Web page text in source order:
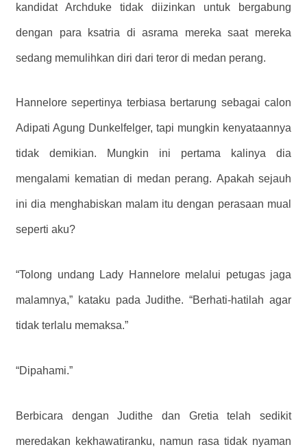
kandidat Archduke tidak diizinkan untuk bergabung
dengan para ksatria di asrama mereka saat mereka
sedang memulihkan diri dari teror di medan perang.
Hannelore sepertinya terbiasa bertarung sebagai calon
Adipati Agung Dunkelfelger, tapi mungkin kenyataannya
tidak demikian. Mungkin ini pertama kalinya dia
mengalami kematian di medan perang. Apakah sejauh
ini dia menghabiskan malam itu dengan perasaan mual
seperti aku?
“Tolong undang Lady Hannelore melalui petugas jaga
malamnya,” kataku pada Judithe. “Berhati-hatilah agar
tidak terlalu memaksa.”
“Dipahami.”
Berbicara dengan Judithe dan Gretia telah sedikit
meredakan kekhawatiranku, namun rasa tidak nyaman